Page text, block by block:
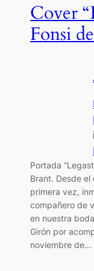
Cover
Fonsi
Portada
Brant. Desde
primera vez,
compañero de
en nuestra
Girón por
noviembre de…